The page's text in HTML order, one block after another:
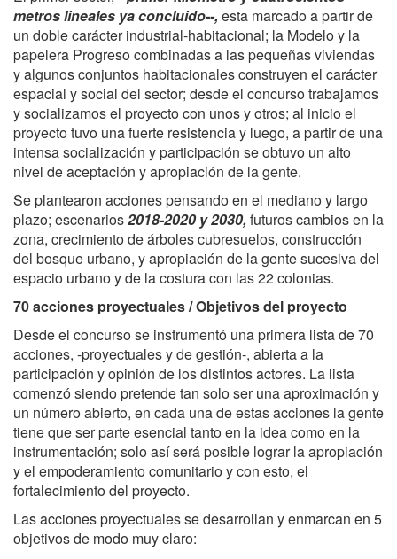
metros lineales ya concluido--, esta marcado a partir de
un doble carácter industrial-habitacional; la Modelo y la
papelera Progreso combinadas a las pequeñas viviendas
y algunos conjuntos habitacionales construyen el carácter
espacial y social del sector; desde el concurso trabajamos
y socializamos el proyecto con unos y otros; al inicio el
proyecto tuvo una fuerte resistencia y luego, a partir de una
intensa socialización y participación se obtuvo un alto
nivel de aceptación y apropiación de la gente.
Se plantearon acciones pensando en el mediano y largo
plazo; escenarios2018-2020 y 2030, futuros cambios en la
zona, crecimiento de árboles cubresuelos, construcción
del bosque urbano, y apropiación de la gente sucesiva del
espacio urbano y de la costura con las 22 colonias.
70 acciones proyectuales / Objetivos del proyecto
Desde el concurso se instrumentó una primera lista de 70
acciones, -proyectuales y de gestión-, abierta a la
participación y opinión de los distintos actores. La lista
comenzó siendo pretende tan solo ser una aproximación y
un número abierto, en cada una de estas acciones la gente
tiene que ser parte esencial tanto en la idea como en la
instrumentación; solo así será posible lograr la apropiación
y el empoderamiento comunitario y con esto, el
fortalecimiento del proyecto.
Las acciones proyectuales se desarrollan y enmarcan en 5
objetivos de modo muy claro: